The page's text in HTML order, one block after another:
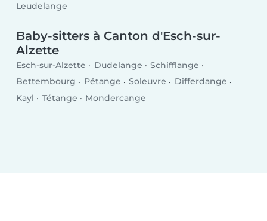
Leudelange
Baby-sitters à Canton d'Esch-sur-
Alzette
Esch-sur-Alzette Dudelange
Schifflange
Bettembourg
Pétange Soleuvre
Differdange
Kayl
Tétange Mondercange